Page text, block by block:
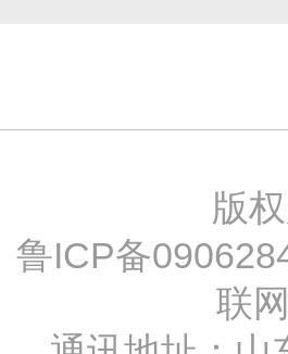
版
鲁ICP备
联